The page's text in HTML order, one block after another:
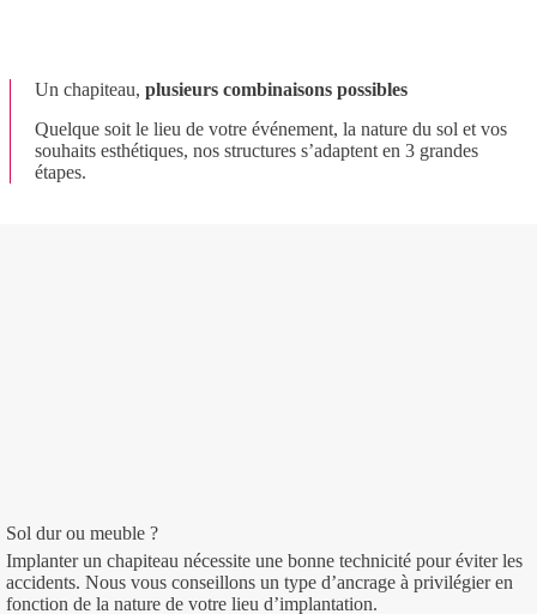
Un chapiteau, plusieurs combinaisons possibles
Quelque soit le lieu de votre événement, la nature du sol et vos
souhaits esthétiques, nos structures s’adaptent en 3 grandes
étapes.
Sol dur ou meuble ?
Implanter un chapiteau nécessite une bonne technicité pour éviter les
accidents. Nous vous conseillons un type d’ancrage à privilégier en
fonction de la nature de votre lieu d’implantation.